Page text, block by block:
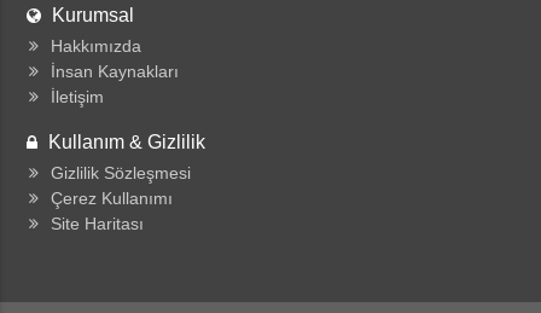
Kurumsal
Hakkımızda
İnsan Kaynakları
İletişim
Kullanım & Gizlilik
Gizlilik Sözleşmesi
Çerez Kullanımı
Site Haritası